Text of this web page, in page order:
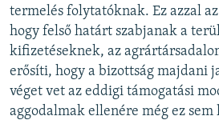
termelés folytatóknak. Ez azzal
hogy felső határt szabjanak a
kifizetéseknek, az
erősíti, hogy a bizottság majdani
véget vet az eddigi támogatási
aggodalmak ellenére még ez sem